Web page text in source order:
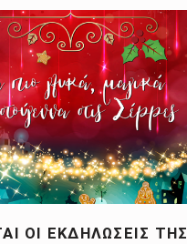
ΟΙ ΕΚΔΗΛΏΣΕΙΣ ΤΗΣ